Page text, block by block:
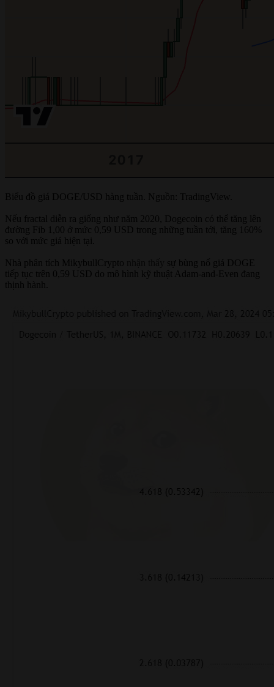
Biểu đồ giá DOGE/USD hàng tuần. Nguồn: TradingView.
Nếu fractal diễn ra giống như năm 2020, Dogecoin có thể tăng lên
đường Fib 1,00 ở mức 0,59 USD trong những tuần tới, tăng 160%
so với mức giá hiện tại.
Nhà phân tích MikybullCrypto
sự bùng nổ giá DOGE
tiếp tục trên 0,59 USD do mô hình kỹ thuật Adam-and-Even đang
thịnh hành.